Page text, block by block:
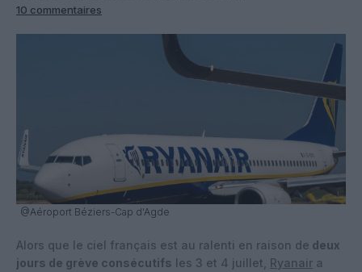
10 commentaires
@Aéroport Béziers-Cap d'Agde
Alors que le ciel français est au ralenti en raison de deux
jours de grève consécutifs les 3 et 4 juillet, Ryanair a